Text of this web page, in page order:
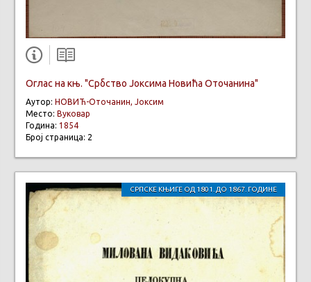
Оглас на књ. "Србство Јоксима Новића Оточанина"
Аутор: НОВИЋ-Оточанин, Јоксим
Место: Вуковар
Година: 1854
Број страница: 2
СРПСКЕ КЊИГЕ ОД 1801. ДО 1867. ГОДИНЕ